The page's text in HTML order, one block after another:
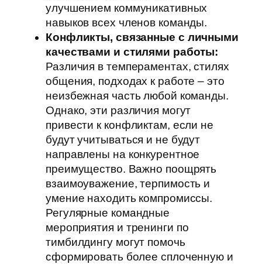
улучшением коммуникативных
навыков всех членов команды.
Конфликты, связанные с личными
качествами и стилями работы:
Различия в темпераментах, стилях
общения, подходах к работе – это
неизбежная часть любой команды.
Однако, эти различия могут
привести к конфликтам, если не
будут учитываться и не будут
направлены на конкурентное
преимущество. Важно поощрять
взаимоуважение, терпимость и
умение находить компромиссы.
Регулярные командные
мероприятия и тренинги по
тимбилдингу могут помочь
сформировать более сплоченную и